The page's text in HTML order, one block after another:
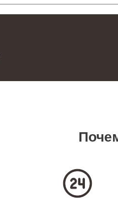
водонагревателей
Ремонт прокладки